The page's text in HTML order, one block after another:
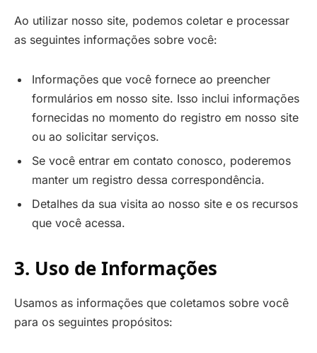
Ao utilizar nosso site, podemos coletar e processar
as seguintes informações sobre você:
Informações que você fornece ao preencher
formulários em nosso site. Isso inclui informações
fornecidas no momento do registro em nosso site
ou ao solicitar serviços.
Se você entrar em contato conosco, poderemos
manter um registro dessa correspondência.
Detalhes da sua visita ao nosso site e os recursos
que você acessa.
3. Uso de Informações
Usamos as informações que coletamos sobre você
para os seguintes propósitos: